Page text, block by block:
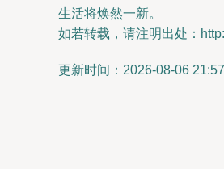
生活将焕然一新。
如若转载，请注明出处：
更新时间：2026-08-06